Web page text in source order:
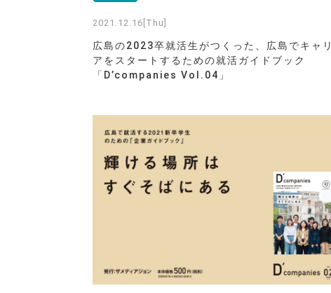
2021.12.16[Thu]
広島の2023卒就活生がつくった、広島でキャリ
アをスタートするための就活ガイドブック
「D’companies Vol.04」